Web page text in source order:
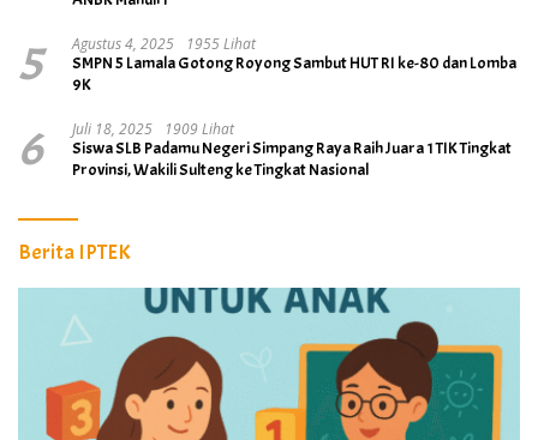
5 Agustus 4, 2025
1955 Lihat
SMPN 5 Lamala Gotong Royong Sambut HUT RI ke-80 dan Lomba
9K
6 Juli 18, 2025
1909 Lihat
Siswa SLB Padamu Negeri Simpang Raya Raih Juara 1 TIK Tingkat
Provinsi, Wakili Sulteng ke Tingkat Nasional
Berita IPTEK